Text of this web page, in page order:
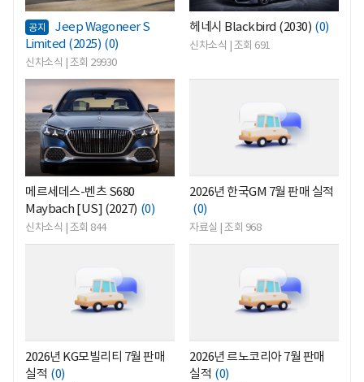
공지
Jeep Wagoneer S
Limited (2025) (0)
신차소식 | 조회 29930
헤네시 Blackbird (2030) (0)
신차소식 | 조회 691
<
메르세데스-벤츠 S680
Maybach [US] (2027) (0)
신차소식 | 조회 844
2026년 한국GM 7월 판매 실적
(0)
자료실 | 조회 968
2026년 KG모빌리티 7월 판매
실적 (0)
2026년 르노코리아 7월 판매
실적 (0)